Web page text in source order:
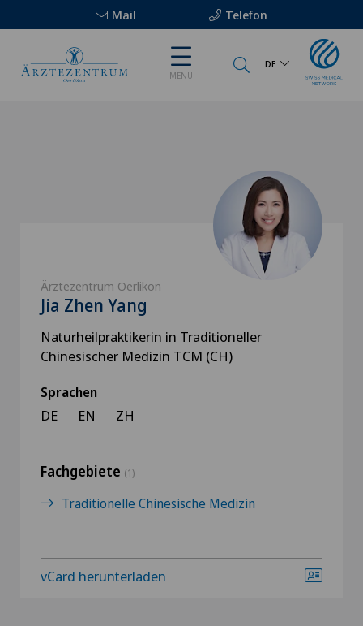
Mail Telefon
MENU
DE
Ärztezentrum Oerlikon
Jia Zhen Yang
Naturheilpraktikerin in Traditioneller
Chinesischer Medizin TCM (CH)
Sprachen
DE EN ZH
Fachgebiete (1)
Traditionelle Chinesische Medizin
vCard herunterladen